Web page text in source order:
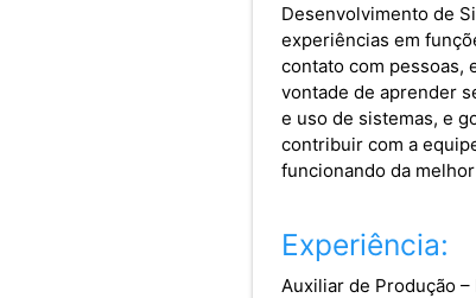
Desenvolvimento de
experiências em
contato com pessoas,
vontade de aprender
e uso de sistemas, e
contribuir com a
funcionando da
Experiência:
Auxiliar de Produção